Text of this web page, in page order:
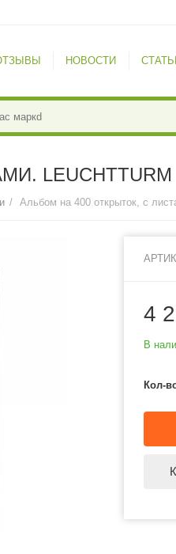
НОВОСТИ
LEUCHTTURM
/ Альбом на 400 открыток, с
4
В
Кол-